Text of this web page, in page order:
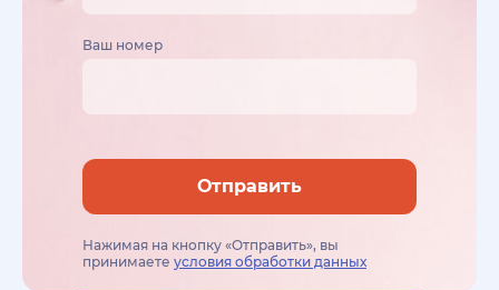
Ваш номер
Отправить
Нажимая на кнопку «Отправить», вы
принимаете условия обработки данных